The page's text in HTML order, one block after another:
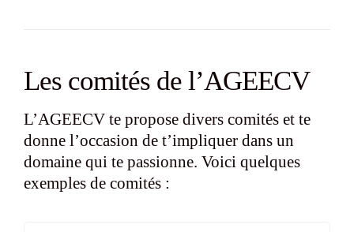
Les comités de l’AGEECV
L’AGEECV te propose divers comités et te
donne l’occasion de t’impliquer dans un
domaine qui te passionne. Voici quelques
exemples de comités :